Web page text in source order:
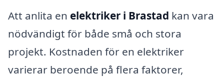
Att anlita en elektriker i Brastad kan vara
nödvändigt för både små och stora
projekt. Kostnaden för en elektriker
varierar beroende på flera faktorer,